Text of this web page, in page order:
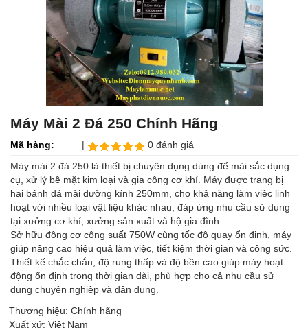
Máy Mài 2 Đá 250 Chính Hãng
Mã hàng: |
0 đánh giá
Máy mài 2 đá 250 là thiết bị chuyên dụng dùng để mài sắc dụng
cụ, xử lý bề mặt kim loại và gia công cơ khí. Máy được trang bị
hai bánh đá mài đường kính 250mm, cho khả năng làm việc linh
hoạt với nhiều loại vật liệu khác nhau, đáp ứng nhu cầu sử dụng
tại xưởng cơ khí, xưởng sản xuất và hộ gia đình.
Sở hữu động cơ công suất 750W cùng tốc độ quay ổn định, máy
giúp nâng cao hiệu quả làm việc, tiết kiệm thời gian và công sức.
Thiết kế chắc chắn, độ rung thấp và độ bền cao giúp máy hoạt
động ổn định trong thời gian dài, phù hợp cho cả nhu cầu sử
dụng chuyên nghiệp và dân dụng.
Thương hiệu: Chính hãng
Xuất xứ: Việt Nam